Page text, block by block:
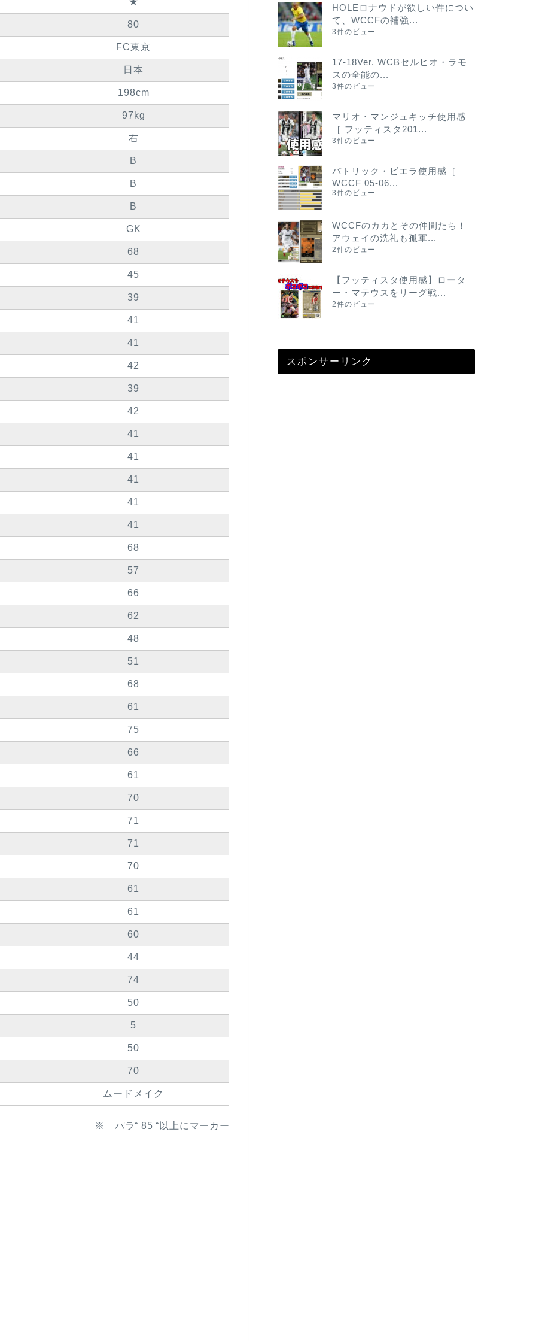
80
FC東京
日本
198cm
97kg
右
B
B
B
GK
68
45
39
41
41
42
39
42
41
41
41
41
41
68
57
66
62
48
51
68
61
75
66
61
70
71
71
70
61
61
60
44
74
50
5
50
70
ムードメイク
※ パラ“ 85 “以上にマーカー
HOLEロナウドが欲しい件につい
て、WCCFの補強...
3件のビュー
17-18Ver. WCBセルヒオ・ラモ
スの全能の...
3件のビュー
マリオ・マンジュキッチ使用感
［ フッティスタ201...
3件のビュー
パトリック・ビエラ使用感［
WCCF 05-06...
3件のビュー
WCCFのカカとその仲間たち！
アウェイの洗礼も孤軍...
2件のビュー
【フッティスタ使用感】ロータ
ー・マテウスをリーグ戦...
2件のビュー
スポンサーリンク